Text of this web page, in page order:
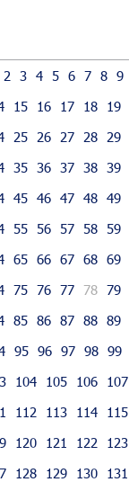
2 3 4 5 6 7 8 9
15 16 17 18 19
25 26 27 28 29
35 36 37 38 39
45 46 47 48 49
55 56 57 58 59
65 66 67 68 69
75 76 77 78 79
85 86 87 88 89
95 96 97 98 99
104 105 106 107
112 113 114 115
120 121 122 123
128 129 130 131